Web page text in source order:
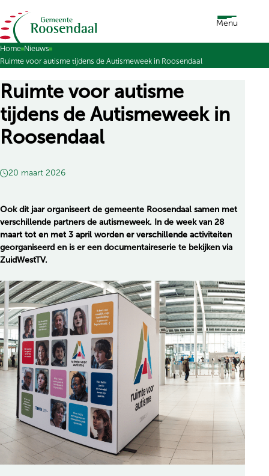
Ga naar de inhoud Menu
Home Nieuws
Ruimte voor autisme tijdens de Autismeweek in Roosendaal
Ruimte voor autisme
tijdens de Autismeweek in
Roosendaal
20 maart 2026
Ook dit jaar organiseert de gemeente Roosendaal samen met
verschillende partners de autismeweek. In de week van 28
maart tot en met 3 april worden er verschillende activiteiten
georganiseerd en is er een documentaireserie te bekijken via
ZuidWestTV.